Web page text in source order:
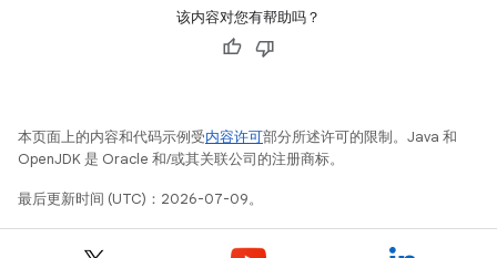
该内容对您有帮助吗？
本页面上的内容和代码示例受内容许可部分所述许可的限制。Java 和
OpenJDK 是 Oracle 和/或其关联公司的注册商标。
最后更新时间 (UTC)：2026-07-09。